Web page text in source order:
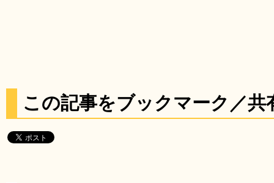
この記事をブックマーク／共